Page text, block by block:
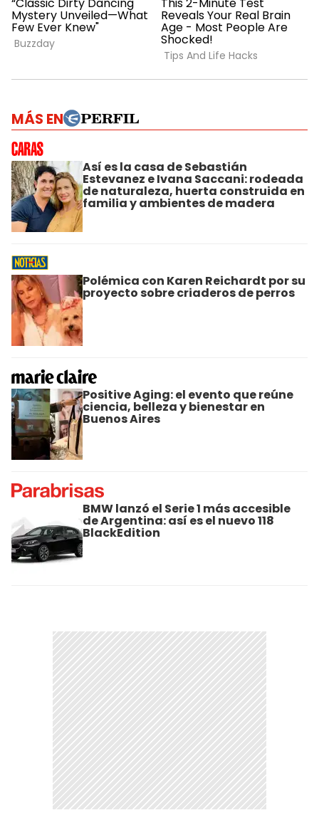
MÁS EN
Así es la casa de Sebastián
Estevanez e Ivana Saccani: rodeada
de naturaleza, huerta construida en
familia y ambientes de madera
Polémica con Karen Reichardt por su
proyecto sobre criaderos de perros
Positive Aging: el evento que reúne
ciencia, belleza y bienestar en
Buenos Aires
BMW lanzó el Serie 1 más accesible
de Argentina: así es el nuevo 118
BlackEdition